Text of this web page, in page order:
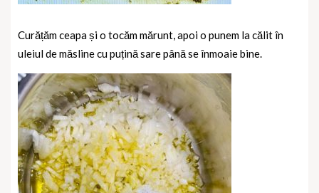
Curățăm ceapa și o tocăm mărunt, apoi o punem la călit în
uleiul de măsline cu puțină sare până se înmoaie bine.